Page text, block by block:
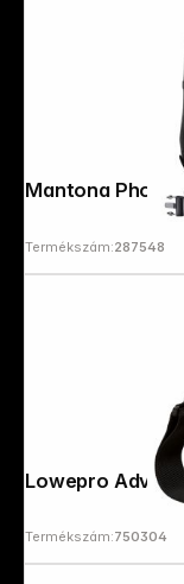
Termékszám:287548
Termékszám:750304